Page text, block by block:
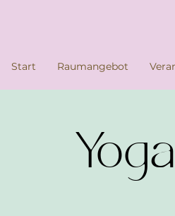
Start Raumangebot